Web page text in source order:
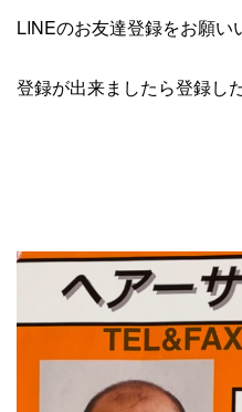
LINEのお友達登録をお願い
登録が出来ましたら登録し